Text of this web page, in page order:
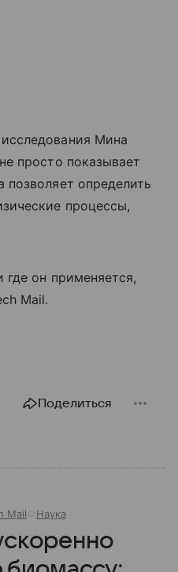
Мина
просто показывает
определить
процессы,
он применяется,
Mail.
Поделиться
Mail Наука